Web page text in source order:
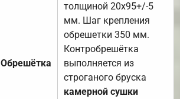
Обрешётка
толщиной 20х95+/-5
мм. Шаг крепления
обрешетки 350 мм.
Контробрешётка
выполняется из
строганого бруска
камерной сушки